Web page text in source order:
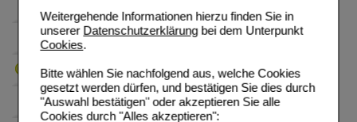
Weitergehende Informationen hierzu finden Sie in
unserer Datenschutzerklärungbei dem Unterpunkt
Cookies.
Bitte wählen Sie nachfolgend aus, welche Cookies
gesetzt werden dürfen, und bestätigen Sie dies durch
"Auswahl bestätigen" oder akzeptieren Sie alle
Cookies durch "Alles akzeptieren":